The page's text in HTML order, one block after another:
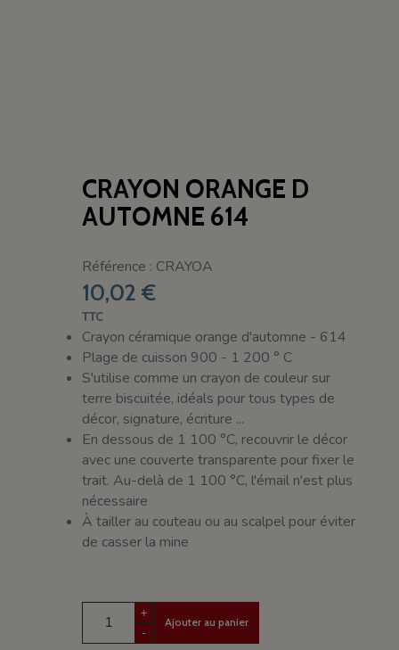
CRAYON ORANGE D
AUTOMNE 614
Référence : CRAYOA
10,02 €
TTC
Crayon céramique orange d'automne - 614
Plage de cuisson 900 - 1 200 ° C
S'utilise comme un crayon de couleur sur
terre biscuitée, idéals pour tous types de
décor, signature, écriture ...
En dessous de 1 100 °C, recouvrir le décor
avec une couverte transparente pour fixer le
trait. Au-delà de 1 100 °C, l'émail n'est plus
nécessaire
À tailler au couteau ou au scalpel pour éviter
de casser la mine
+
-
Ajouter au panier